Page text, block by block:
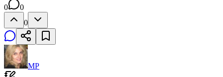
0
0
0
MP